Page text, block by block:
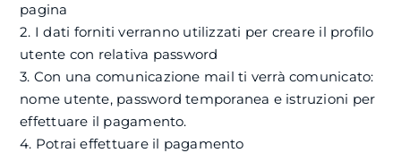
pagina
2. I dati forniti verranno utilizzati per creare il profilo
utente con relativa password
3. Con una comunicazione mail ti verrà comunicato:
nome utente, password temporanea e istruzioni per
effettuare il pagamento.
4. Potrai effettuare il pagamento